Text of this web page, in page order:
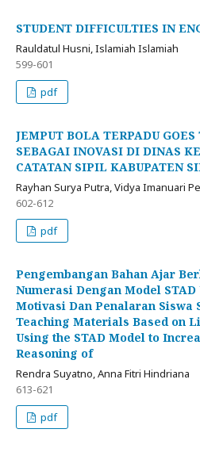
STUDENT DIFFICULTIES IN
Rauldatul Husni, Islamiah Islamiah
599-601
pdf
JEMPUT BOLA TERPADU
SEBAGAI INOVASI DI DINAS
CATATAN SIPIL KABUPATEN
Rayhan Surya Putra, Vidya Imanuari
602-612
pdf
Pengembangan Bahan Ajar
Numerasi Dengan Model
Motivasi Dan Penalaran Siswa
Teaching Materials Based on
Using the STAD Model to
Reasoning of
Rendra Suyatno, Anna Fitri Hindriana
613-621
pdf